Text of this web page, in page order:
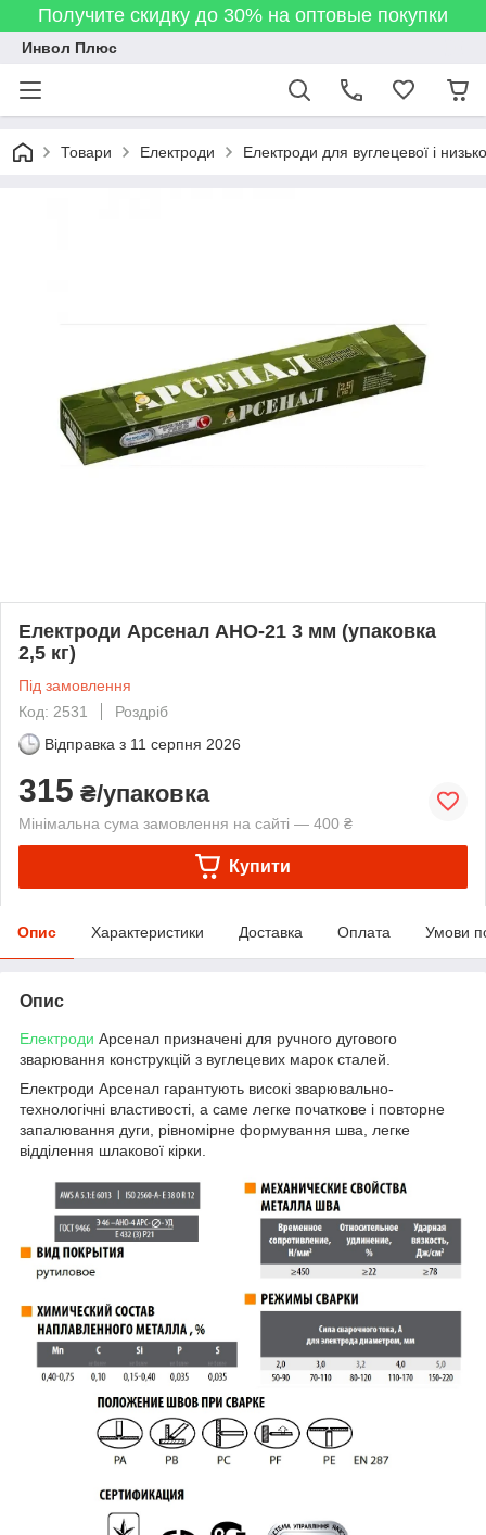
Получите скидку до 30% на оптовые покупки
Инвол Плюс
Товари Електроди Електроди для вуглецевої і
Електроди Арсенал АНО-21 3 мм (упаковка
2,5 кг)
Під замовлення
Код: 2531
Роздріб
Відправка з 11 серпня 2026
315 ₴/упаковка
Мінімальна сума замовлення на сайті — 400 ₴
Купити
Опис Характеристики Доставка Оплата Умови
Опис
Електроди Арсенал призначені для ручного дугового
зварювання конструкцій з вуглецевих марок сталей.
Електроди Арсенал гарантують високі зварювально-
технологічні властивості, а саме легке початкове і повторне
запалювання дуги, рівномірне формування шва, легке
відділення шлакової кірки.